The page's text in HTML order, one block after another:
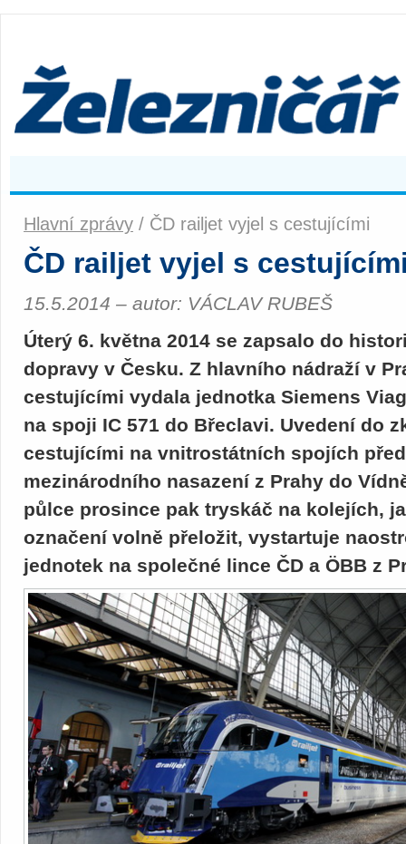
Hlavní zprávy / ČD railjet vyjel s cestujícími
ČD railjet vyjel s
15.5.2014 – autor: VÁCLAV RUBEŠ
Úterý 6. května 2014 se zapsalo do
dopravy v Česku. Z hlavního nádraží v
cestujícími vydala jednotka Siemens
na spoji IC 571 do Břeclavi. Uvedení do
cestujícími na vnitrostátních spojích
mezinárodního nasazení z Prahy do
půlce prosince pak tryskáč na kolejích,
označení volně přeložit, vystartuje
jednotek na společné lince ČD a ÖBB z